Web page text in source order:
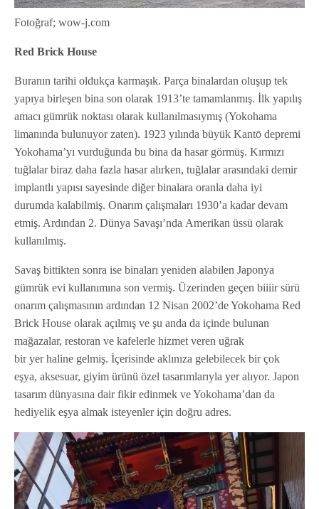
Fotoğraf; wow-j.com
Red Brick House
Buranın tarihi oldukça karmaşık. Parça binalardan oluşup tek
yapıya birleşen bina son olarak 1913’te tamamlanmış. İlk yapılış
amacı gümrük noktası olarak kullanılmasıymış (Yokohama
limanında bulunuyor zaten). 1923 yılında büyük Kantō depremi
Yokohama’yı vurduğunda bu bina da hasar görmüş. Kırmızı
tuğlalar biraz daha fazla hasar alırken, tuğlalar arasındaki demir
implantlı yapısı sayesinde diğer binalara oranla daha iyi
durumda kalabilmiş. Onarım çalışmaları 1930’a kadar devam
etmiş. Ardından 2. Dünya Savaşı’nda Amerikan üssü olarak
kullanılmış.
Savaş bittikten sonra ise binaları yeniden alabilen Japonya
gümrük evi kullanımına son vermiş. Üzerinden geçen biiiir sürü
onarım çalışmasının ardından 12 Nisan 2002’de Yokohama Red
Brick House olarak açılmış ve şu anda da içinde bulunan
mağazalar, restoran ve kafelerle hizmet veren uğrak
bir yer haline gelmiş. İçerisinde aklınıza gelebilecek bir çok
eşya, aksesuar, giyim ürünü özel tasarımlarıyla yer alıyor. Japon
tasarım dünyasına dair fikir edinmek ve Yokohama’dan da
hediyelik eşya almak isteyenler için doğru adres.